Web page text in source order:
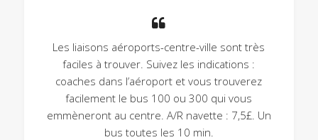
Les liaisons aéroports-centre-ville sont très
faciles à trouver. Suivez les indications :
coaches dans l’aéroport et vous trouverez
facilement le bus 100 ou 300 qui vous
emmèneront au centre. A/R navette : 7,5£. Un
bus toutes les 10 min.